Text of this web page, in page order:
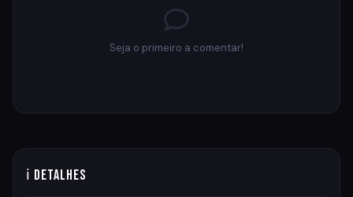
Seja o primeiro a comentar!
ℹ Detalhes